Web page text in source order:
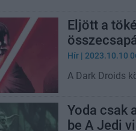
Eljött a
Hír | 2023.10.10
A Dark Droids
Yoda csak
be A Jedi